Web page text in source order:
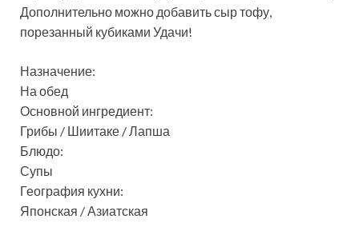
Дополнительно можно добавить сыр тофу,
порезанный кубиками Удачи!
Назначение:
На обед
Основной ингредиент:
Грибы / Шиитаке / Лапша
Блюдо:
Супы
География кухни:
Японская / Азиатская